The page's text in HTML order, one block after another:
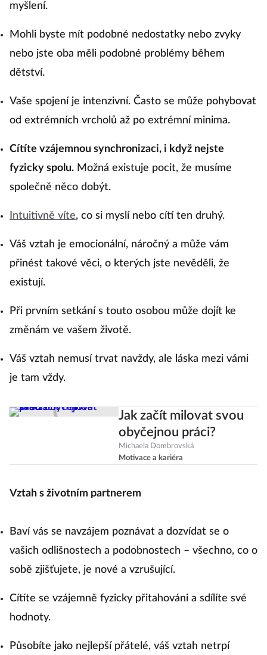
myšlení.
Mohli byste mít podobné nedostatky nebo zvyky
nebo jste oba měli podobné problémy během
dětství.
Vaše spojení je intenzivní. Často se může pohybovat
od extrémních vrcholů až po extrémní minima.
Cítíte vzájemnou synchronizaci, i když nejste
fyzicky spolu. Možná existuje pocit, že musíme
společně něco dobýt.
Intuitivně víte, co si myslí nebo cítí ten druhý.
Váš vztah je emocionální, náročný a může vám
přinést takové věci, o kterých jste nevěděli, že
existují.
Při prvním setkání s touto osobou může dojít ke
změnám ve vašem životě.
Váš vztah nemusí trvat navždy, ale láska mezi vámi
je tam vždy.
Jak začít milovat svou
obyčejnou práci?
Michaela Dombrovská
Motivace a kariéra
Vztah s životním partnerem
Baví vás se navzájem poznávat a dozvídat se o
vašich odlišnostech a podobnostech – všechno, co o
sobě zjišťujete, je nové a vzrušující.
Cítíte se vzájemně fyzicky přitahováni a sdílíte své
hodnoty.
Působíte jako nejlepší přátelé, váš vztah netrpí